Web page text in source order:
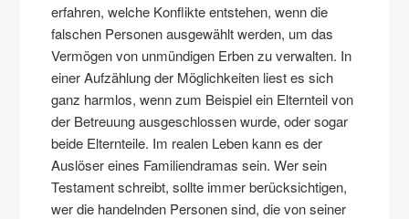
erfahren, welche Konflikte entstehen, wenn die
falschen Personen ausgewählt werden, um das
Vermögen von unmündigen Erben zu verwalten. In
einer Aufzählung der Möglichkeiten liest es sich
ganz harmlos, wenn zum Beispiel ein Elternteil von
der Betreuung ausgeschlossen wurde, oder sogar
beide Elternteile. Im realen Leben kann es der
Auslöser eines Familiendramas sein. Wer sein
Testament schreibt, sollte immer berücksichtigen,
wer die handelnden Personen sind, die von seiner